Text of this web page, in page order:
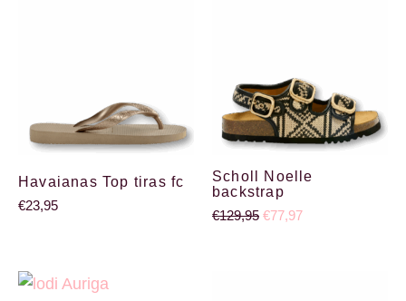
Havaianas Top tiras fc
€23,95
Scholl Noelle
backstrap
€129,95 €77,97
Oorspronkelijke prijs was: €169,95.